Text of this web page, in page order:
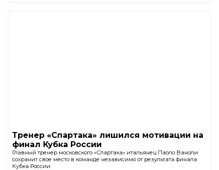
Тренер «Спартака» лишился мотивации на
финал Кубка России
Главный тренер московского «Спартака» итальянец Паоло Ваноли
сохранит свое место в команде независимо от результата финала
Кубка России.